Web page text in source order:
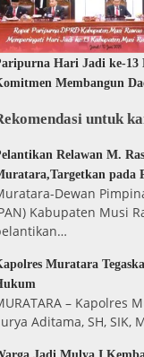
Hari Jadi ke-13
Membangun
untuk
Relawan M.
pada
Dewan
Kabupaten Musi
Muratara
– Kapolres
Aditama, SH, SIK,